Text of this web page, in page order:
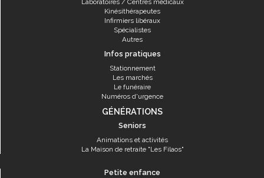
Laboratoires / Centres médicaux
Kinésithérapeutes
Infirmiers libéraux
Spécialistes
Autres
Infos pratiques
Stationnement
Les marchés
Le funéraire
Numéros d'urgence
GÉNÉRATIONS
Seniors
Animations et activités
La Maison de retraite "Les Filaos"
Petite enfance